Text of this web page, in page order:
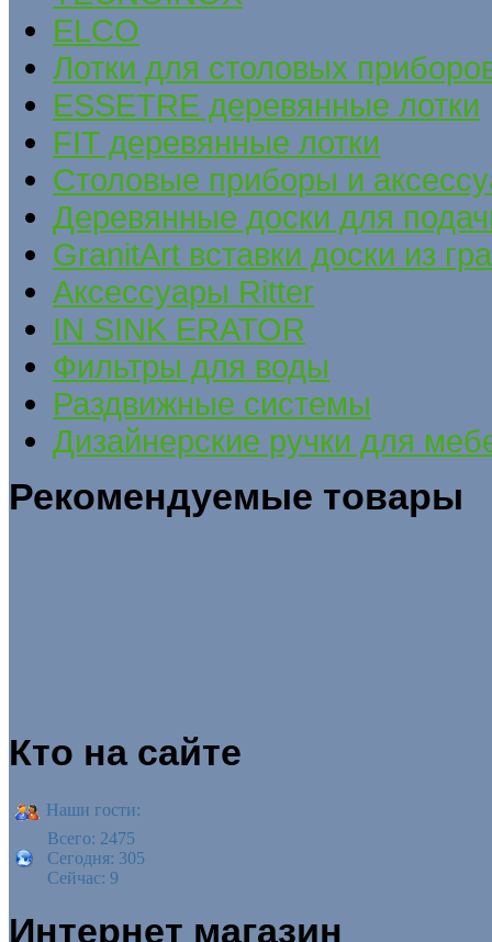
ELCO
Лотки для столовых
ESSETRE деревянные лотки
FIT деревянные лотки
Столовые приборы и
Деревянные доски для
GranitArt вставки доски из
Аксессуары Ritter
IN SINK ERATOR
Фильтры для воды
Раздвижные системы
Дизайнерские ручки для
Рекомендуемые товары
Кто на сайте
Наши гости:
Всего: 2475
Сегодня: 305
Сейчас: 9
Интернет магазин